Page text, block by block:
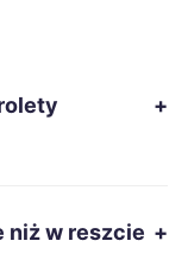
+
niż w reszcie +